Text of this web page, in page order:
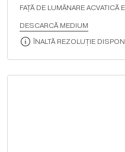
FAŢĂ DE LUMÂNARE ACVATICĂ
DESCARCĂ MEDIUM
ÎNALTĂ REZOLUȚIE